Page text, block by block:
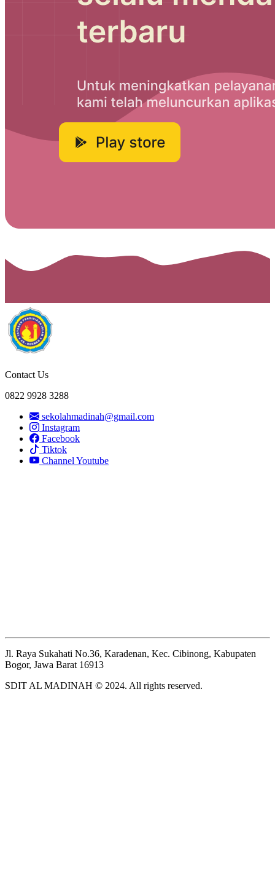
Contact Us
0822 9928 3288
sekolahmadinah@gmail.com
Instagram
Facebook
Tiktok
Channel Youtube
Jl. Raya Sukahati No.36, Karadenan, Kec. Cibinong, Kabupaten
Bogor, Jawa Barat 16913
SDIT AL MADINAH © 2024. All rights reserved.